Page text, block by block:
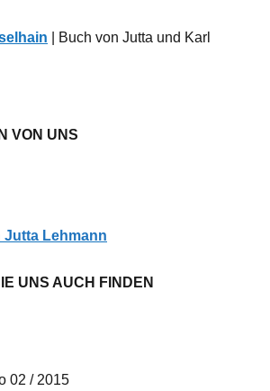
| Buch von Jutta und Karl
VON UNS
Lehmann
UNS AUCH FINDEN
02 / 2015